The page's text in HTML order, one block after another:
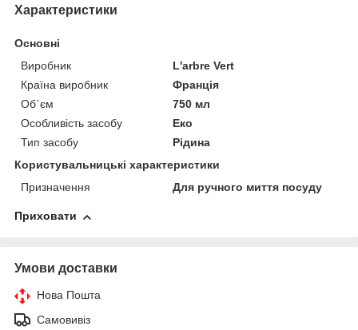
Характеристики
Основні
Виробник
L'arbre Vert
Країна виробник
Франція
Об`єм
750 мл
Особливість засобу
Еко
Тип засобу
Рідина
Користувальницькі характеристики
Призначення
Для ручного миття посуду
Приховати
Умови доставки
Нова Пошта
Самовивіз